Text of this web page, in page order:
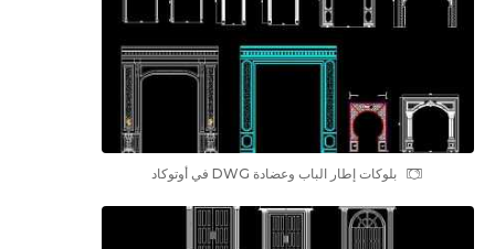
بلوکات إطار الباب وعضادة DWG في أوتوكاد